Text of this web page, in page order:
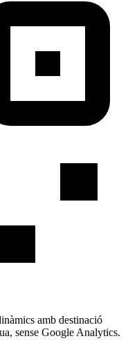
amb destinació
sense Google Analytics.